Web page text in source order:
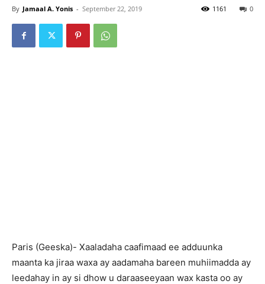
By Jamaal A. Yonis - September 22, 2019 0
1161
Paris (Geeska)- Xaaladaha caafimaad ee adduunka
maanta ka jiraa waxa ay aadamaha bareen muhiimadda ay
leedahay in ay si dhow u daraaseeyaan wax kasta oo ay